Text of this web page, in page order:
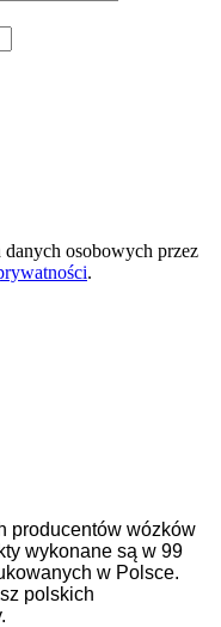
osobowych przez
.
producentów wózków
wykonane są w 99
w Polsce.
polskich